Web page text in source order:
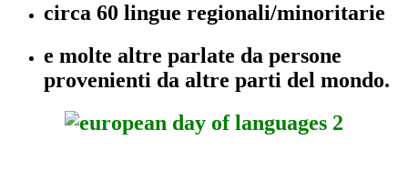
circa 60 lingue regionali/minoritarie
e molte altre parlate da persone
provenienti da altre parti del mondo.